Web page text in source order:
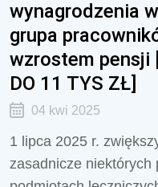
wynagrodzenia
grupa
wzrostem pensji
DO 11 TYS ZŁ]
04 kwi 2025
1 lipca 2025 r.
zasadnicze niektórych